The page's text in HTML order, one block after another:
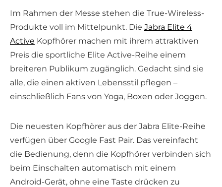
Im Rahmen der Messe stehen die True-Wireless-
Produkte voll im Mittelpunkt. Die Jabra Elite 4
Active Kopfhörer machen mit ihrem attraktiven
Preis die sportliche Elite Active-Reihe einem
breiteren Publikum zugänglich. Gedacht sind sie
alle, die einen aktiven Lebensstil pflegen –
einschließlich Fans von Yoga, Boxen oder Joggen.
Die neuesten Kopfhörer aus der Jabra Elite-Reihe
verfügen über Google Fast Pair. Das vereinfacht
die Bedienung, denn die Kopfhörer verbinden sich
beim Einschalten automatisch mit einem
Android-Gerät, ohne eine Taste drücken zu